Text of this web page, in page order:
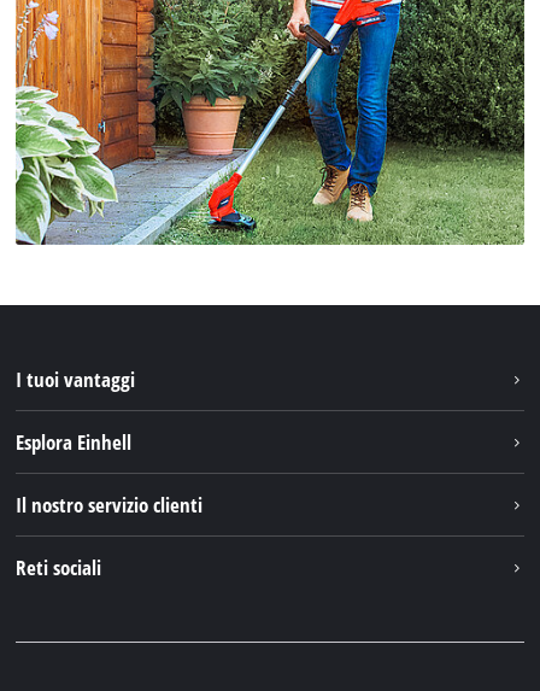
I tuoi vantaggi
Esplora Einhell
Einhell Germany AG
Il nostro servizio clienti
Reti sociali